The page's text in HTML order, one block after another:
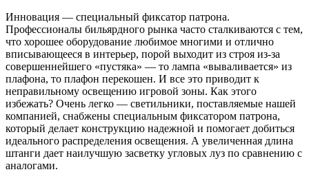
Инновация — специальный фиксатор патрона.
Профессионалы бильярдного рынка часто сталкиваются с тем,
что хорошее оборудование любимое многими и отлично
вписывающееся в интерьер, порой выходит из строя из-за
совершеннейшего «пустяка» — то лампа «вываливается» из
плафона, то плафон перекошен. И все это приводит к
неправильному освещению игровой зоны. Как этого
избежать? Очень легко — светильники, поставляемые нашей
компанией, снабжены специальным фиксатором патрона,
который делает конструкцию надежной и помогает добиться
идеального распределения освещения. А увеличенная длина
штанги дает наилучшую засветку угловых луз по сравнению с
аналогами.